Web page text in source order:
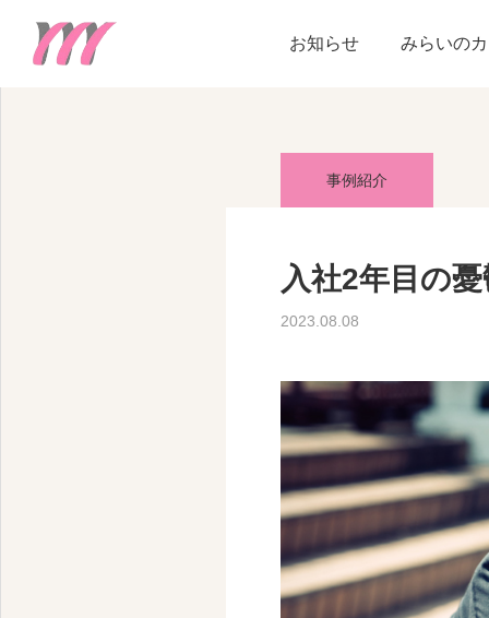
お知らせ みらいの
blog 入社2
事例紹介
入社2年目の
2023.08.08